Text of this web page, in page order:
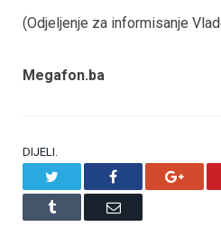
(Odjeljenje za informisanje
Megafon.ba
DIJELI.
Facebook
Tumblr Email